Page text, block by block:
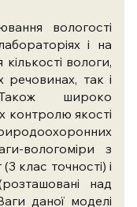
вологості
і на
вологи,
речовинах, так і
широко
контролю якості
вологоміри з
клас точності) і
над
даної моделі